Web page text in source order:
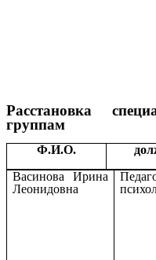
Расстановка
группам
Ф.И.О.
Васинова Ирина
Леонидовна